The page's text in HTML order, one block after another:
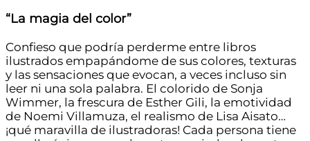
“La magia del color”
Confieso que podría perderme entre libros
ilustrados empapándome de sus colores, texturas
y las sensaciones que evocan, a veces incluso sin
leer ni una sola palabra. El colorido de Sonja
Wimmer, la frescura de Esther Gili, la emotividad
de Noemi Villamuza, el realismo de Lisa Aisato…
¡qué maravilla de ilustradoras! Cada persona tiene